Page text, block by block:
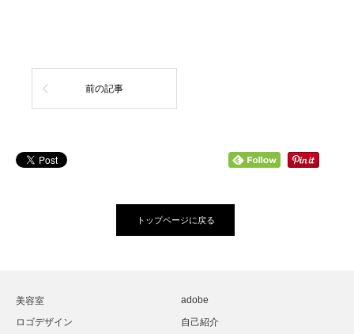
前の記事
トップページに戻る
美容室
adobe
ロゴデザイン
自己紹介